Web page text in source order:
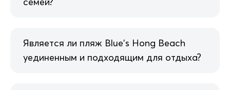
Является ли пляж Blue's Hong Beach
уединенным и подходящим для отдыха?